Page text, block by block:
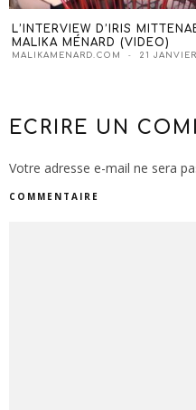
L’INTERVIEW D’IRIS
MALIKA MÉNARD (VIDEO)
MALIKAMENARD.COM 21
ECRIRE UN
Votre adresse e-mail ne sera
COMMENTAIRE